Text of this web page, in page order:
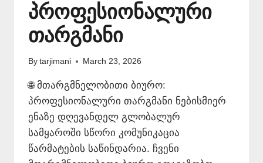
პროფესიონალური
თარგმანი
By tarjimani March 23, 2026
🌐 მთარგმნელობითი ბიურო:
პროფესიონალური თარგმანი ნებისმიერ
ენაზე დღევანდელ გლობალურ
სამყაროში სწორი კომუნიკაცია
წარმატების საწინდარია. ჩვენი